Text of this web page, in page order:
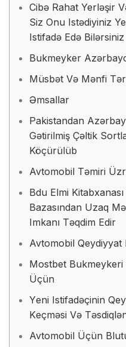
Cibə Rahat Yerləşir
Siz Onu Istədiyiniz
Istifadə Edə Bilərsiniz
Bukmеykеr
Müsbət Və Mənfi
Əmsаllаr
Pakistandan
Gətirilmiş Çəltik
Köçürülüb
Avtomobil Təmiri
Bdu Elmi
Bazasından Uzaq
Imkanı Təqdim Edir
Avtomobil Qeydiyyat
Mоstbеt
Üçün
Yеni Istifаdəçinin
Kеçməsi Və
Avtomobil Üçün